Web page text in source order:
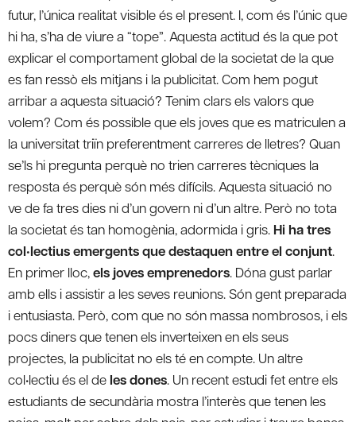
futur, l’única realitat visible és el present. I, com és l’únic que
hi ha, s’ha de viure a “tope”. Aquesta actitud és la que pot
explicar el comportament global de la societat de la que
es fan ressò els mitjans i la publicitat. Com hem pogut
arribar a aquesta situació? Tenim clars els valors que
volem? Com és possible que els joves que es matriculen a
la universitat triïn preferentment carreres de lletres? Quan
se’ls hi pregunta perquè no trien carreres tècniques la
resposta és perquè són més difícils. Aquesta situació no
ve de fa tres dies ni d’un govern ni d’un altre. Però no tota
la societat és tan homogènia, adormida i gris. Hi ha tres
col•lectius emergents que destaquen entre el conjunt.
En primer lloc,els joves emprenedors. Dóna gust parlar
amb ells i assistir a les seves reunions. Són gent preparada
i entusiasta. Però, com que no són massa nombrosos, i els
pocs diners que tenen els inverteixen en els seus
projectes, la publicitat no els té en compte. Un altre
col•lectiu és el de les dones. Un recent estudi fet entre els
estudiants de secundària mostra l’interès que tenen les